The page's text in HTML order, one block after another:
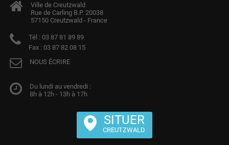
Ville de Creutzwald
Rue de Carling B.P. 20038
57150 Creutzwald - France
Tél : 03 87 81 89 89
Fax : 03 87 82 08 15
NOUS ÉCRIRE
Du lundi au vendredi :
8h à 12h - 13h à 17h
SITUER
CREUTZWALD